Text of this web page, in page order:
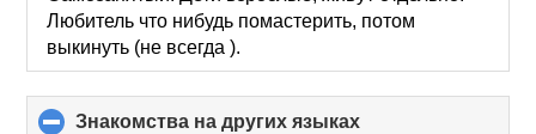
contents
Любитель что нибудь помастерить, потом
выкинуть (не всегда ).
Знакомства на других языках